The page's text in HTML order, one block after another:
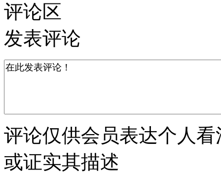
评论区
发表评论
评论仅供会员表达个人
或证实其描述